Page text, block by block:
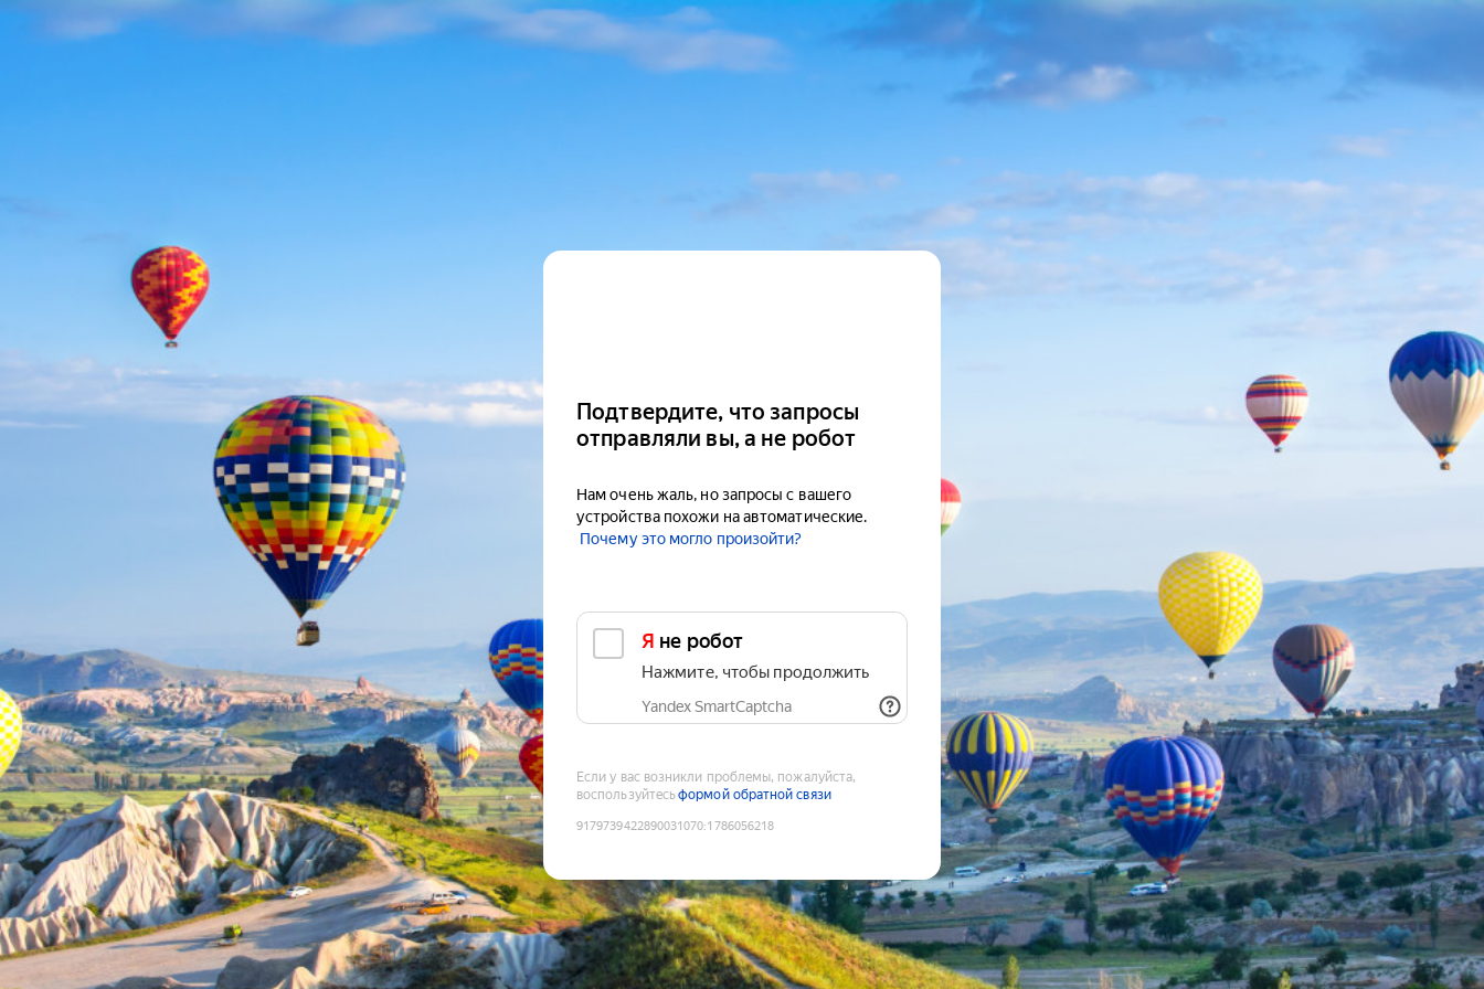
Подтвердите, что запросы
отправляли вы, а не робот
Нам очень жаль, но запросы с вашего
устройства похожи на автоматические.
Почему это могло произойти?
Я не робот
Нажмите, чтобы продолжить
Yandex SmartCaptcha
Если у вас возникли проблемы, пожалуйста,
воспользуйтесьформой обратной связи
9179739422890031070:1786056218